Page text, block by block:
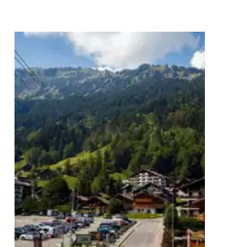
Schweiz
Bahnhöfe
Sonstige Haltestellen der tpc
Privatbahnen
TPC (ASD, AL, AOMC und BVB)
Strecken
Alle Jahre
2020